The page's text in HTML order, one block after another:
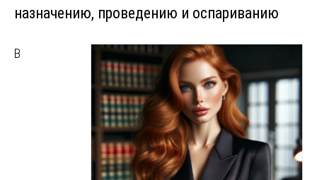
назначению, проведению и оспариванию
В